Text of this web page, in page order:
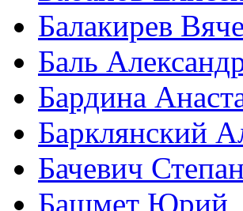
Балакирев
Баль
Бардина
Барклянский
Бачевич Степан
Башмет Юрий